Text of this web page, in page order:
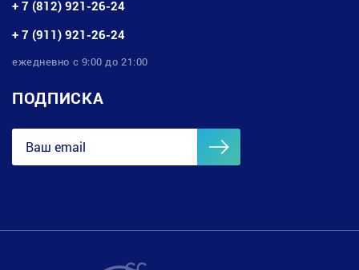
+ 7 (812) 921-26-24
+ 7 (911) 921-26-24
ежедневно с 9:00 до 21:00
ПОДПИСКА